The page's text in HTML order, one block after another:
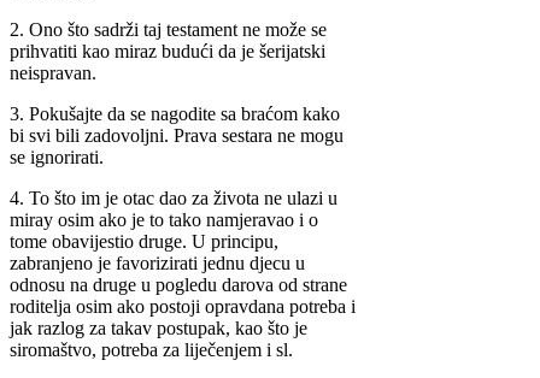
2. Ono što sadrži taj testament ne može se
prihvatiti kao miraz budući da je šerijatski
neispravan.
3. Pokušajte da se nagodite sa braćom kako
bi svi bili zadovoljni. Prava sestara ne mogu
se ignorirati.
4. To što im je otac dao za života ne ulazi u
miray osim ako je to tako namjeravao i o
tome obavijestio druge. U principu,
zabranjeno je favorizirati jednu djecu u
odnosu na druge u pogledu darova od strane
roditelja osim ako postoji opravdana potreba i
jak razlog za takav postupak, kao što je
siromaštvo, potreba za liječenjem i sl.